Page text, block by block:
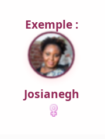
Exemple :
Josianegh